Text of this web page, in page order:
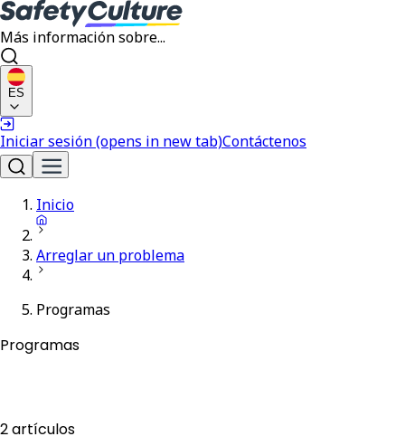
Más información sobre...
ES
Iniciar sesión(opens in new tab)Contáctenos
Inicio
Arreglar un problema
Programas
Programas
2 artículos